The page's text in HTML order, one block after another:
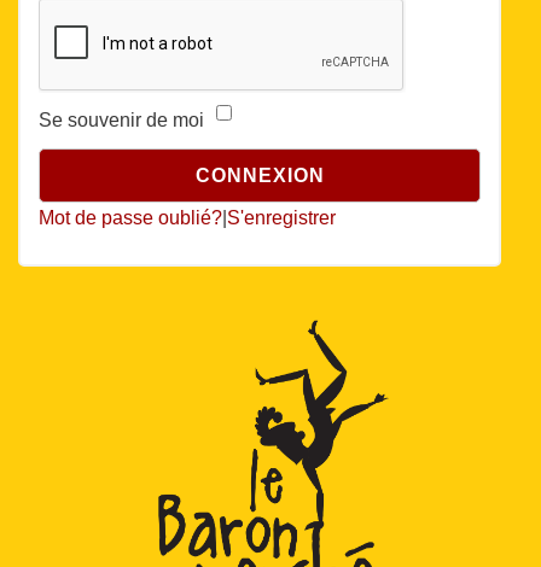
Se souvenir de moi
Mot de passe oublié? S'enregistrer